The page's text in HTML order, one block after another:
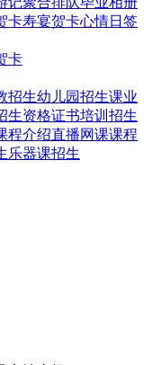
卡寿宴贺卡心情日签
卡
招生幼儿园招生课业
生资格证书培训招生
程介绍直播网课课程
乐器课招生